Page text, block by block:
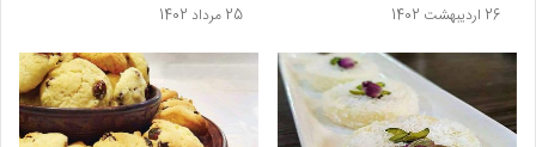
26 اردیبهشت 1402 25 مرداد 1402